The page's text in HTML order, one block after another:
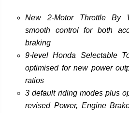
New 2-Motor Throttle By
smooth control for both
braking
9-level Honda Selectable
optimised for new power
ratios
3 default riding modes plus
revised Power, Engine